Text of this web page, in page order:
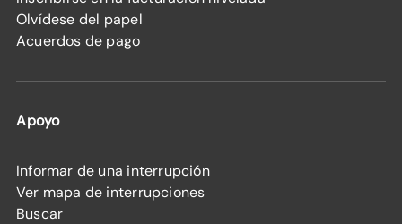
Olvídese del papel
Acuerdos de pago
Apoyo
Informar de una interrupción
Ver mapa de interrupciones
Buscar